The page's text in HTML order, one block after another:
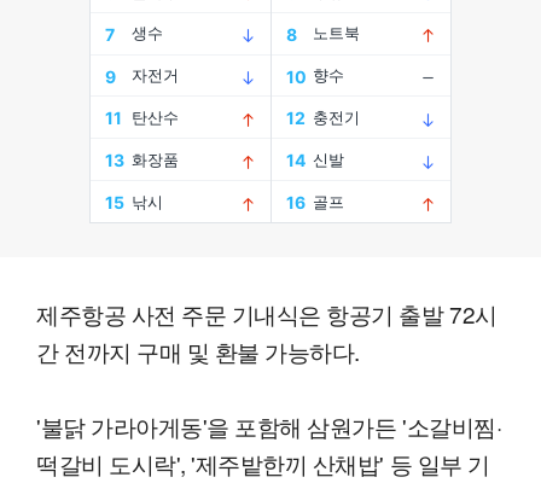
제주항공 사전 주문 기내식은 항공기 출발 72시
간 전까지 구매 및 환불 가능하다.
'불닭 가라아게동'을 포함해 삼원가든 '소갈비찜·
떡갈비 도시락', '제주밭한끼 산채밥' 등 일부 기